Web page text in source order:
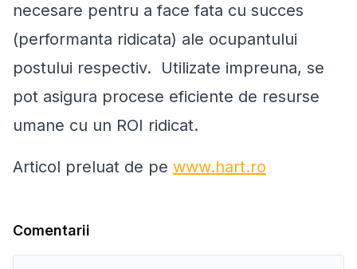
necesare pentru a face fata cu succes
(performanta ridicata) ale ocupantului
postului respectiv. Utilizate impreuna, se
pot asigura procese eficiente de resurse
umane cu un ROI ridicat.
Articol preluat de pe www.hart.ro
Comentarii